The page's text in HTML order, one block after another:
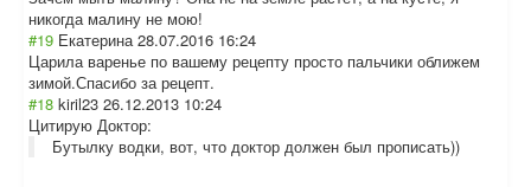
никогда малину не мою!
#19 Екатерина 28.07.2016 16:24
Царила варенье по вашему рецепту просто пальчики оближем
зимой.Спасибо за рецепт.
#18 kiril23 26.12.2013 10:24
Цитирую Доктор:
Бутылку водки, вот, что доктор должен был прописать))